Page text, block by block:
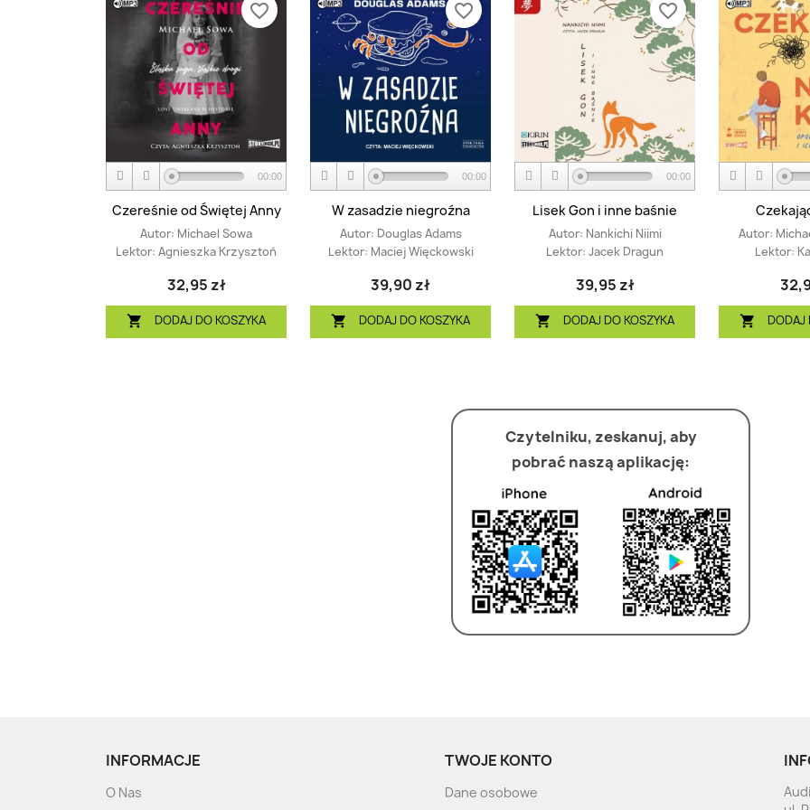
00:00
Czereśnie od Świętej Anny
Autor: Michael Sowa
Lektor: Agnieszka Krzysztoń
32,95 zł
 DODAJ DO KOSZYKA
favorite_border
00:00
W zasadzie niegroźna
Autor: Douglas Adams
Lektor: Maciej Więckowski
39,90 zł
 DODAJ DO KOSZYKA
favorite_border
00:00
Lisek Gon i inne baśnie
Autor: Nankichi Niimi
Lektor: Jacek Dragun
39,95 zł
 DODAJ DO KOSZYKA
favorite_border
Autor:
Lektor:
 DODAJ
Czytelniku, zeskanuj, aby
pobrać naszą aplikację:
INFORMACJE
O Nas
TWOJE KONTO
Dane osobowe